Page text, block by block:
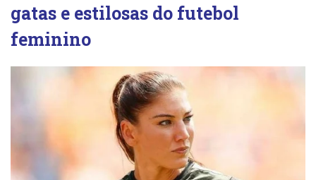
gatas e estilosas do futebol
feminino